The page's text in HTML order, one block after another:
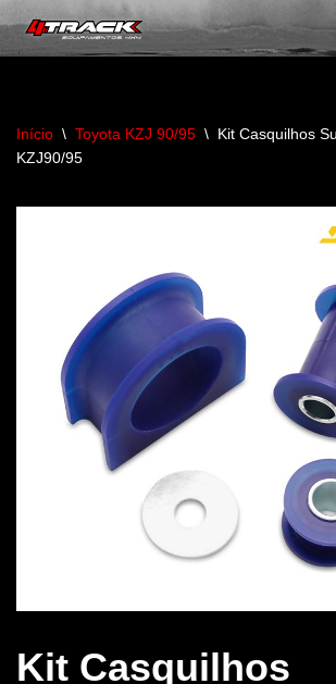
Avançar
conteúdo
Início \ Toyota KZJ 90/95 \ Kit Casquilhos
KZJ90/95
Kit Casquilhos